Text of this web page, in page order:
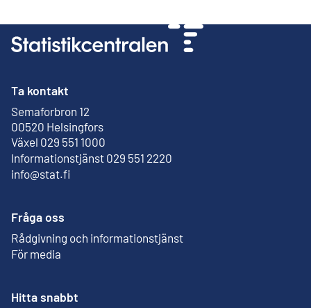
Ta kontakt
Semaforbron 12
00520 Helsingfors
Extern länk
Växel 029 551 1000
Informationstjänst 029 551 2220
info@stat.fi
Fråga oss
Rådgivning och informationstjänst
För media
Hitta snabbt